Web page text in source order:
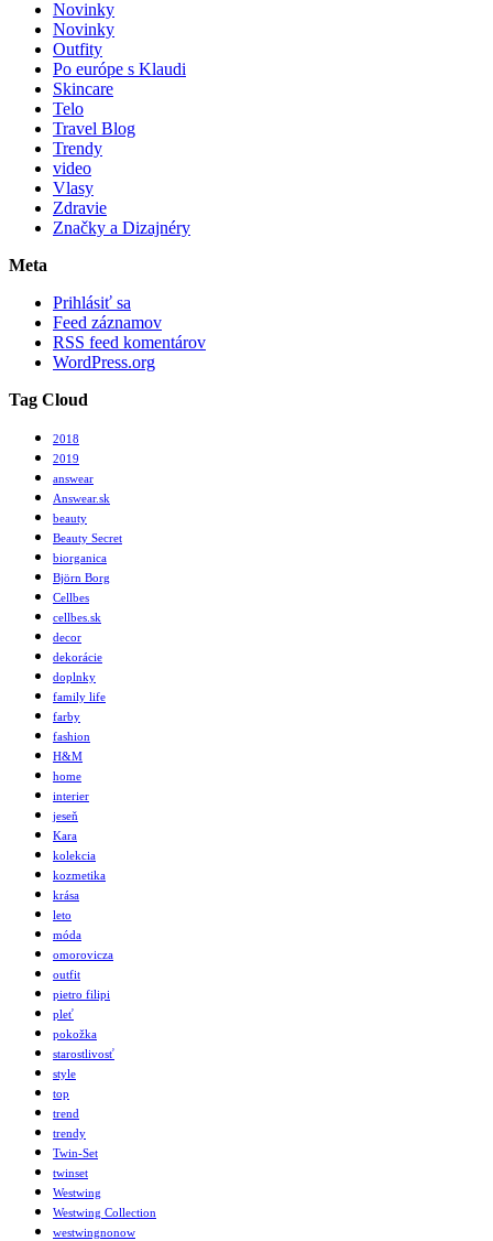
Novinky
Novinky
Outfity
Po európe s Klaudi
Skincare
Telo
Travel Blog
Trendy
video
Vlasy
Zdravie
Značky a Dizajnéry
Meta
Prihlásiť sa
Feed záznamov
RSS feed komentárov
WordPress.org
Tag Cloud
2018
2019
answear
Answear.sk
beauty
Beauty Secret
biorganica
Björn Borg
Cellbes
cellbes.sk
decor
dekorácie
doplnky
family life
farby
fashion
H&M
home
interier
jeseň
Kara
kolekcia
kozmetika
krása
leto
móda
omorovicza
outfit
pietro filipi
pleť
pokožka
starostlivosť
style
top
trend
trendy
Twin-Set
twinset
Westwing
Westwing Collection
westwingnonow